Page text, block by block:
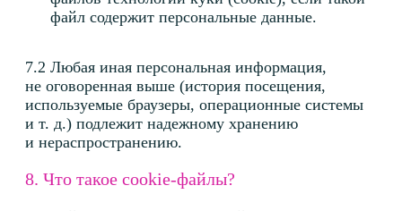
10.2 Оператор защищает персональные данные,
несанкционированного доступа со стороны
третьих лиц.
10.3 Безопасность персональных данных
обеспечивается реализацией правовых,
организационных и технических мер,
соответствующих угрозам безопасности
персональных данных, в соответствии